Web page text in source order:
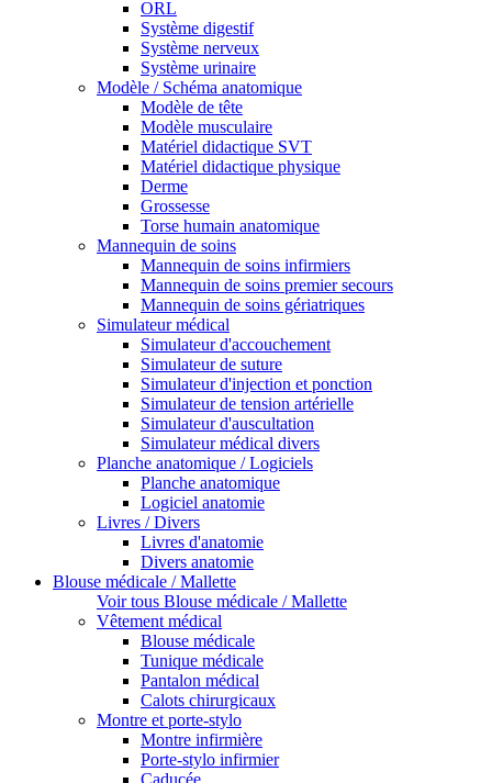
ORL
Système digestif
Système nerveux
Système urinaire
Modèle / Schéma anatomique
Modèle de tête
Modèle musculaire
Matériel didactique SVT
Matériel didactique physique
Derme
Grossesse
Torse humain anatomique
Mannequin de soins
Mannequin de soins infirmiers
Mannequin de soins premier secours
Mannequin de soins gériatriques
Simulateur médical
Simulateur d'accouchement
Simulateur de suture
Simulateur d'injection et ponction
Simulateur de tension artérielle
Simulateur d'auscultation
Simulateur médical divers
Planche anatomique / Logiciels
Planche anatomique
Logiciel anatomie
Livres / Divers
Livres d'anatomie
Divers anatomie
Blouse médicale / Mallette
Voir tous Blouse médicale / Mallette
Vêtement médical
Blouse médicale
Tunique médicale
Pantalon médical
Calots chirurgicaux
Montre et porte-stylo
Montre infirmière
Porte-stylo infirmier
Caducée